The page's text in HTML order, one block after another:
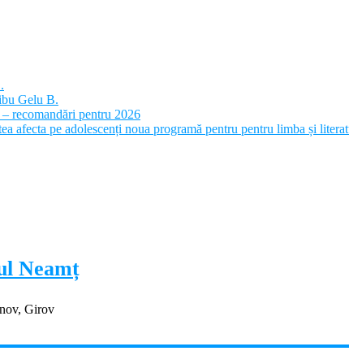
Gelu B.
recomandări pentru 2026
afecta pe adolescenți noua programă pentru pentru limba și
Neamț
Girov